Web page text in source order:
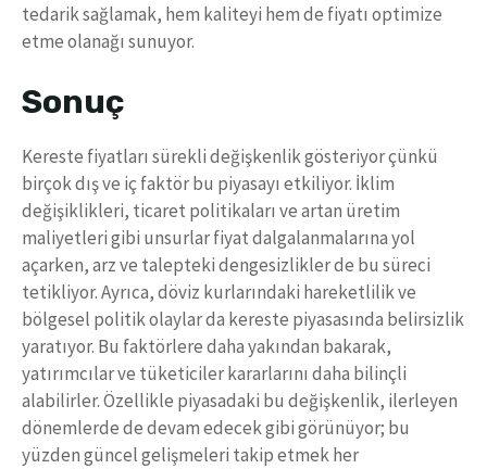
tedarik sağlamak, hem kaliteyi hem de fiyatı optimize
etme olanağı sunuyor.
Sonuç
Kereste fiyatları sürekli değişkenlik gösteriyor çünkü
birçok dış ve iç faktör bu piyasayı etkiliyor. İklim
değişiklikleri, ticaret politikaları ve artan üretim
maliyetleri gibi unsurlar fiyat dalgalanmalarına yol
açarken, arz ve talepteki dengesizlikler de bu süreci
tetikliyor. Ayrıca, döviz kurlarındaki hareketlilik ve
bölgesel politik olaylar da kereste piyasasında belirsizlik
yaratıyor. Bu faktörlere daha yakından bakarak,
yatırımcılar ve tüketiciler kararlarını daha bilinçli
alabilirler. Özellikle piyasadaki bu değişkenlik, ilerleyen
dönemlerde de devam edecek gibi görünüyor; bu
yüzden güncel gelişmeleri takip etmek her